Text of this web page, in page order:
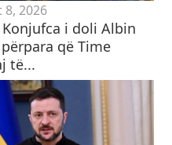
8, 2026
i doli Albin
që Time
të...